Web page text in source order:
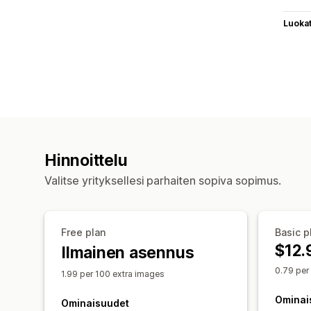
Luokat
Hinnoittelu
Valitse yrityksellesi parhaiten sopiva sopimus.
Free plan
Ilmainen asennus
1.99 per 100 extra images
Ominaisuudet
Basic
0.79 per